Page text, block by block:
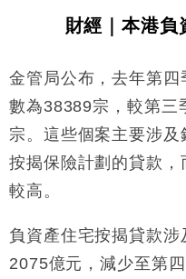
國際｜特朗普料美
15:59
財經｜SA售股自
司
18:31
財經｜華僑銀行上
47仙
17:33
財經｜滙豐上調香
損失近6900萬元
16:05
財經｜日經失守
財經｜本港負
金管局公布，去年第
數為38389宗，較第三
宗。這些個案主要涉
按揭保險計劃的貸款
較高。
負資產住宅按揭貸款
2075億元，減少至第